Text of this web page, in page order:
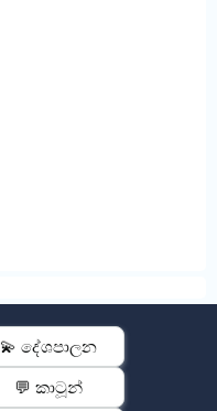
💫 දේශපාලන
💬 කාටූන්